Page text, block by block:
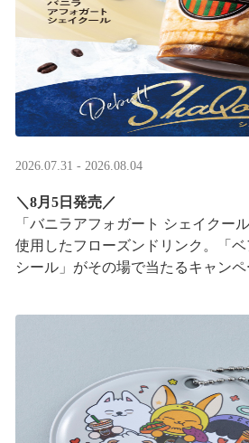
2026.07.31 - 2026.08.04
＼8月5日発売／
「バニラアフォガート シェイクー
使用したフローズンドリンク。「
シール」がその場で当たるキャンペ